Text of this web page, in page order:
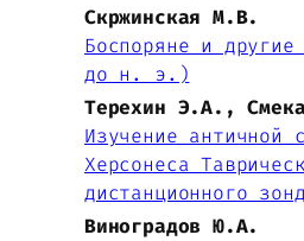
Скржинская М.В.
Боспоряне и
до н. э.)
Терехин Э.А.,
Изучение античной
Херсонеса
дистанционного
Виноградов Ю.А.